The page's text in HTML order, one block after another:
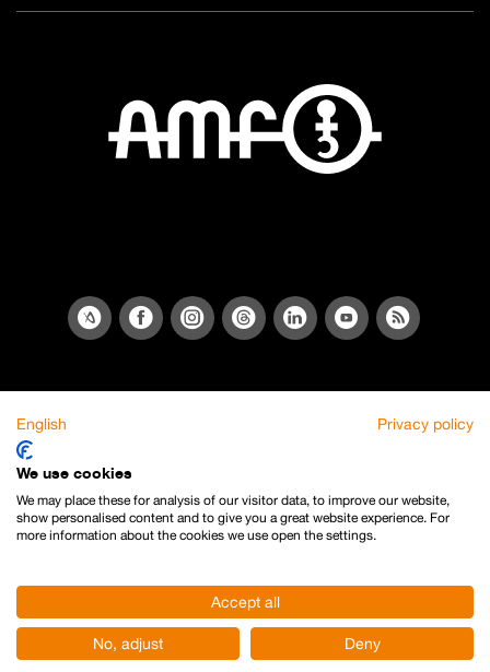
English Privacy policy
We use cookies
We may place these for analysis of our visitor data, to improve our website,
show personalised content and to give you a great website experience. For
more information about the cookies we use open the settings.
Accept all
No, adjust Deny